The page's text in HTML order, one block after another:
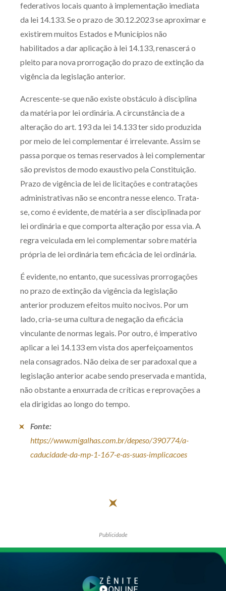
federativos locais quanto à implementação imediata
da lei 14.133. Se o prazo de 30.12.2023 se aproximar e
existirem muitos Estados e Municípios não
habilitados a dar aplicação à lei 14.133, renascerá o
pleito para nova prorrogação do prazo de extinção da
vigência da legislação anterior.
Acrescente-se que não existe obstáculo à disciplina
da matéria por lei ordinária. A circunstância de a
alteração do art. 193 da lei 14.133 ter sido produzida
por meio de lei complementar é irrelevante. Assim se
passa porque os temas reservados à lei complementar
são previstos de modo exaustivo pela Constituição.
Prazo de vigência de lei de licitações e contratações
administrativas não se encontra nesse elenco. Trata-
se, como é evidente, de matéria a ser disciplinada por
lei ordinária e que comporta alteração por essa via. A
regra veiculada em lei complementar sobre matéria
própria de lei ordinária tem eficácia de lei ordinária.
É evidente, no entanto, que sucessivas prorrogações
no prazo de extinção da vigência da legislação
anterior produzem efeitos muito nocivos. Por um
lado, cria-se uma cultura de negação da eficácia
vinculante de normas legais. Por outro, é imperativo
aplicar a lei 14.133 em vista dos aperfeiçoamentos
nela consagrados. Não deixa de ser paradoxal que a
legislação anterior acabe sendo preservada e mantida,
não obstante a enxurrada de críticas e reprovações a
ela dirigidas ao longo do tempo.
Fonte:
https://www.migalhas.com.br/depeso/390774/a-
caducidade-da-mp-1-167-e-as-suas-implicacoes
Publicidade